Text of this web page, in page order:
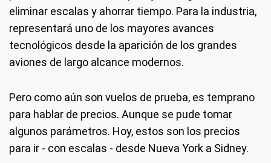
eliminar escalas y ahorrar tiempo. Para la industria,
representará uno de los mayores avances
tecnológicos desde la aparición de los grandes
aviones de largo alcance modernos.
Pero como aún son vuelos de prueba, es temprano
para hablar de precios. Aunque se pude tomar
algunos parámetros. Hoy, estos son los precios
para ir - con escalas - desde Nueva York a Sidney.